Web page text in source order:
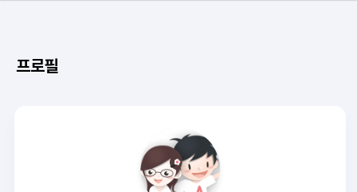
프로필